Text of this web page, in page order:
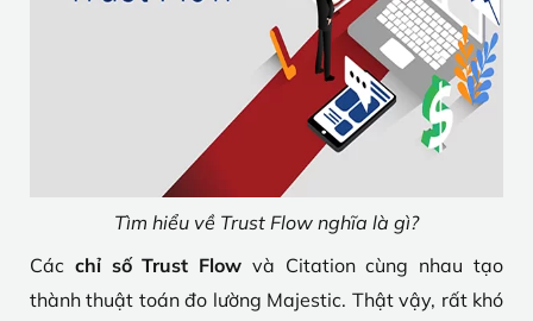
Tìm hiểu về Trust Flow nghĩa là gì?
Các chỉ số Trust Flow và Citation cùng nhau tạo
thành thuật toán đo lường Majestic. Thật vậy, rất khó